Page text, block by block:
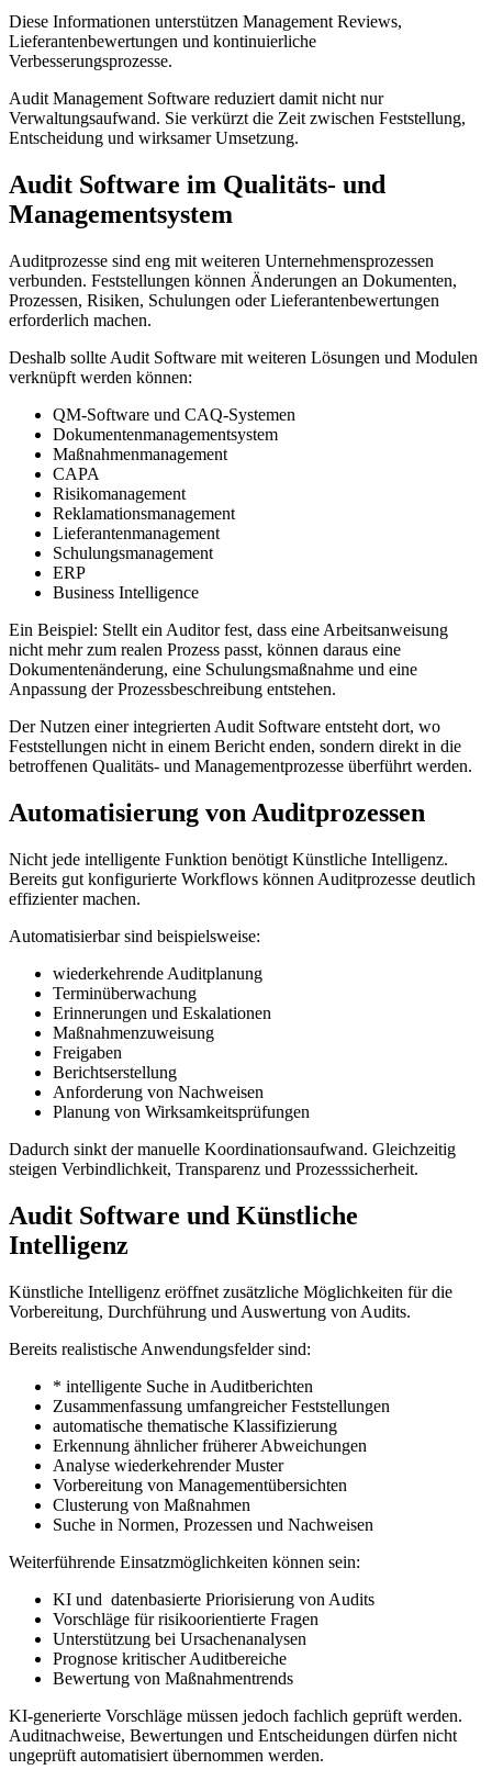
Diese Informationen unterstützen Management Reviews,
Lieferantenbewertungen und kontinuierliche
Verbesserungsprozesse.
Audit Management Software reduziert damit nicht nur
Verwaltungsaufwand. Sie verkürzt die Zeit zwischen Feststellung,
Entscheidung und wirksamer Umsetzung.
Audit Software im Qualitäts- und
Managementsystem
Auditprozesse sind eng mit weiteren Unternehmensprozessen
verbunden. Feststellungen können Änderungen an Dokumenten,
Prozessen, Risiken, Schulungen oder Lieferantenbewertungen
erforderlich machen.
Deshalb sollte Audit Software mit weiteren Lösungen und Modulen
verknüpft werden können:
QM-Software und CAQ-Systemen
Dokumentenmanagementsystem
Maßnahmenmanagement
CAPA
Risikomanagement
Reklamationsmanagement
Lieferantenmanagement
Schulungsmanagement
ERP
Business Intelligence
Ein Beispiel: Stellt ein Auditor fest, dass eine Arbeitsanweisung
nicht mehr zum realen Prozess passt, können daraus eine
Dokumentenänderung, eine Schulungsmaßnahme und eine
Anpassung der Prozessbeschreibung entstehen.
Der Nutzen einer integrierten Audit Software entsteht dort, wo
Feststellungen nicht in einem Bericht enden, sondern direkt in die
betroffenen Qualitäts- und Managementprozesse überführt werden.
Automatisierung von Auditprozessen
Nicht jede intelligente Funktion benötigt Künstliche Intelligenz.
Bereits gut konfigurierte Workflows können Auditprozesse deutlich
effizienter machen.
Automatisierbar sind beispielsweise:
wiederkehrende Auditplanung
Terminüberwachung
Erinnerungen und Eskalationen
Maßnahmenzuweisung
Freigaben
Berichtserstellung
Anforderung von Nachweisen
Planung von Wirksamkeitsprüfungen
Dadurch sinkt der manuelle Koordinationsaufwand. Gleichzeitig
steigen Verbindlichkeit, Transparenz und Prozesssicherheit.
Audit Software und Künstliche
Intelligenz
Künstliche Intelligenz eröffnet zusätzliche Möglichkeiten für die
Vorbereitung, Durchführung und Auswertung von Audits.
Bereits realistische Anwendungsfelder sind:
* intelligente Suche in Auditberichten
Zusammenfassung umfangreicher Feststellungen
automatische thematische Klassifizierung
Erkennung ähnlicher früherer Abweichungen
Analyse wiederkehrender Muster
Vorbereitung von Managementübersichten
Clusterung von Maßnahmen
Suche in Normen, Prozessen und Nachweisen
Weiterführende Einsatzmöglichkeiten können sein:
KI und datenbasierte Priorisierung von Audits
Vorschläge für risikoorientierte Fragen
Unterstützung bei Ursachenanalysen
Prognose kritischer Auditbereiche
Bewertung von Maßnahmentrends
KI-generierte Vorschläge müssen jedoch fachlich geprüft werden.
Auditnachweise, Bewertungen und Entscheidungen dürfen nicht
ungeprüft automatisiert übernommen werden.